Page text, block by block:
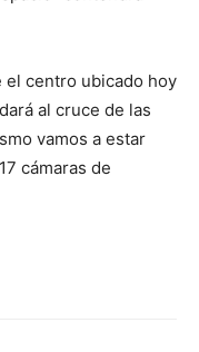
el centro ubicado hoy
al cruce de las
vamos a estar
cámaras de